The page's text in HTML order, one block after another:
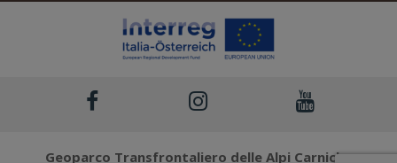
Geoparco Transfrontaliero delle Alpi Carniche